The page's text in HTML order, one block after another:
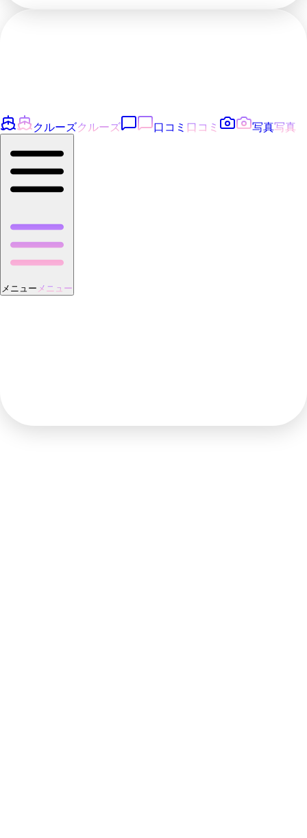
クルーズクルーズ 口コミ 口コミ 写真写真
メニュー メニュー